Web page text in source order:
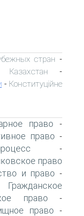
стран -
-
- Конституційне
право -
право -
-
право
и право -
Гражданское
право -
право -